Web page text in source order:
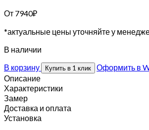
От 7940₽
*актуальные цены уточняйте у
В наличии
В корзину
Купить в 1 клик
Оформить в
Описание
Характеристики
Замер
Доставка и оплата
Установка